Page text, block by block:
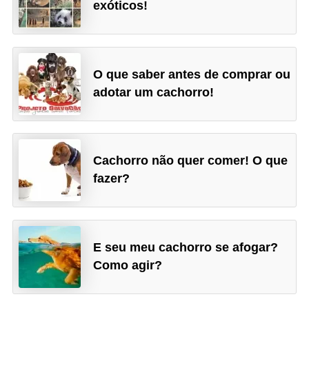
exóticos!
O que saber antes de comprar ou
adotar um cachorro!
Cachorro não quer comer! O que
fazer?
E seu meu cachorro se afogar?
Como agir?
t
a
ç
ã
o
R
a
s
d
e
a